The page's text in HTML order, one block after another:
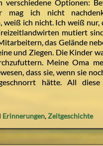
verschiedene Optionen:
mag ich nicht
weiß ich nicht. Ich weiß nur,
mutiert
das Gelände
und Ziegen. Die Kinder
Meine Oma
dass sie, wenn sie
hätte. All
Erinnerungen,Zeitgeschichte